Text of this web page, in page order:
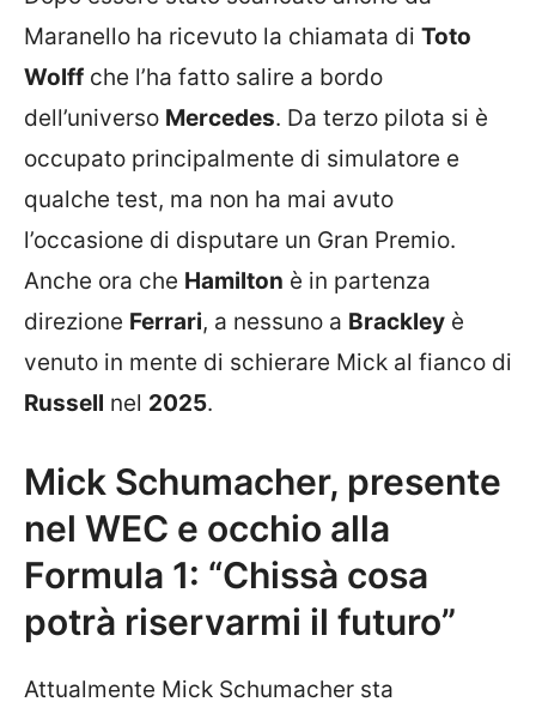
Maranello ha ricevuto la chiamata di Toto
Wolff che l’ha fatto salire a bordo
dell’universo Mercedes. Da terzo pilota si è
occupato principalmente di simulatore e
qualche test, ma non ha mai avuto
l’occasione di disputare un Gran Premio.
Anche ora che Hamilton è in partenza
direzione Ferrari, a nessuno a Brackley è
venuto in mente di schierare Mick al fianco di
Russell nel 2025.
Mick Schumacher, presente
nel WEC e occhio alla
Formula 1: “Chissà cosa
potrà riservarmi il futuro”
Attualmente Mick Schumacher sta